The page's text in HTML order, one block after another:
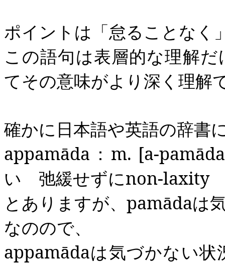
ポイントは「怠ることなく
この語句は表層的な理解
てその意味がより深く理解
確かに日本語や英語の辞書
appamāda ： m. [a-pamāda
い 弛緩せずにnon-laxity
とありますが、 pamādaは
なのので、
appamādaは気づかない